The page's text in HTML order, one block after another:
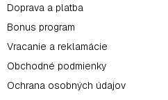
Doprava a platba
Bonus program
Vracanie a reklamácie
Obchodné podmienky
Ochrana osobných údajov